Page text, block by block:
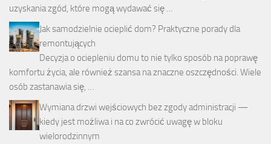
uzyskania zgód, które mogą wydawać się …
Jak samodzielnie ocieplić dom? Praktyczne porady dla
remontujących
Decyzja o ociepleniu domu to nie tylko sposób na poprawę
komfortu życia, ale również szansa na znaczne oszczędności. Wiele
osób zastanawia się, …
Wymiana drzwi wejściowych bez zgody administracji —
kiedy jest możliwa i na co zwrócić uwagę w bloku
wielorodzinnym